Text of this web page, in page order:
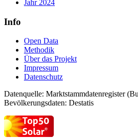
Jahr 2024
Info
Open Data
Methodik
Über das Projekt
Impressum
Datenschutz
Datenquelle: Marktstammdatenregister
Bevölkerungsdaten: Destatis